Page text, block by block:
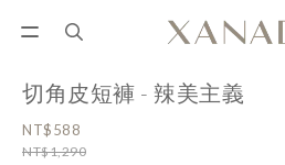
切角皮短褲 - 辣美主義
NT$588
NT$1,290